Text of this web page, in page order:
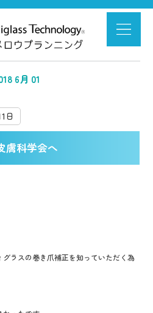
6月 01
日
膚科学会へ
ラスの巻き爪補正を知っていただく為